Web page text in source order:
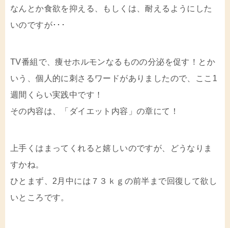
なんとか食欲を抑える、もしくは、耐えるようにした
いのですが･･･
TV番組で、痩せホルモンなるものの分泌を促す！とか
いう、個人的に刺さるワードがありましたので、ここ1
週間くらい実践中です！
その内容は、「ダイエット内容」の章にて！
上手くはまってくれると嬉しいのですが、どうなりま
すかね。
ひとまず、2月中には７３ｋｇの前半まで回復して欲し
いところです。